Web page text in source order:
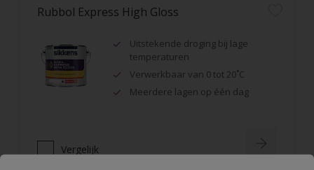
Rubbol Express High Gloss
Uitstekende droging bij lage
temperaturen
Verwerkbaar van 0 tot 20˚C
Meerdere lagen op één dag
Vergelijk